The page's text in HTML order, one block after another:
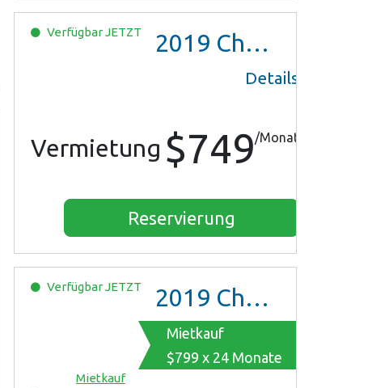
VerfügbarJETZT 2019 Chevrolet Malibu
Details
Vermietung $749/Monat
Reservierung
VerfügbarJETZT 2019 Chevrolet Malibu
Mietkauf
$799 x 24 Monate
Mietkauf